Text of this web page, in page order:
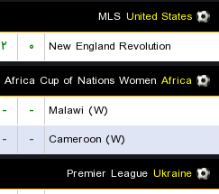
United States
MLS
New England Revolution
۰ ۲
Africa
Africa Cup of Nations Women
Malawi (W)
-
-
Cameroon (W)
-
-
Ukraine
Premier League